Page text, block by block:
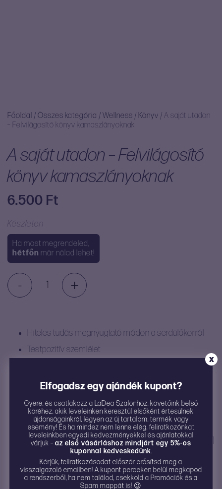
Főoldal / Összes kategória / Wellness / Könyv / A saját utadon
– Felvilágosító könyv kamaszlányoknak
A saját utadon – Felvilágosító
könyv kamaszlányoknak
6.500 Ft
Készleten
Ha most megrendeled,
hétfőn már nálad lehet!
-
A
Felvilágosító
könyv
kamaszlányoknak
+
Hiteles tudás megnyugtató módon a serdülőkorról
Testpozitív szemlélet
A serdülőkor testi változásai és az ezzel járó érzelmek
Gyönyörű illusztrációkkal
LEÍRÁS ÉRTÉKELÉSEK
TOVÁBBI
INFÓK
HASZNÁLATI
X
Elfogadsz egy ajándék kupont?
Gyere, és csatlakozz a LaDea Szalonhoz, követőink belső
köréhez, akik leveleinken keresztül elsőként értesülnek
újdonságainkról, legyen az új tartalom, termék vagy
esemény! És ha mindez nem lenne elég, feliratkozónkat
leveleinkben egyedi kedvezményekkel és ajánlatokkal
várjuk – az első vásárláshoz mindjárt egy 5%-os
kuponnal kedveskedünk.
Kérjük, feliratkozásodat először erősítsd meg a
visszaigazoló emailben! A kupont perceken belül megkapod
a rendszerből, ha nem találod, csekkold a Promóciók és a
Spam mappát is! 😉